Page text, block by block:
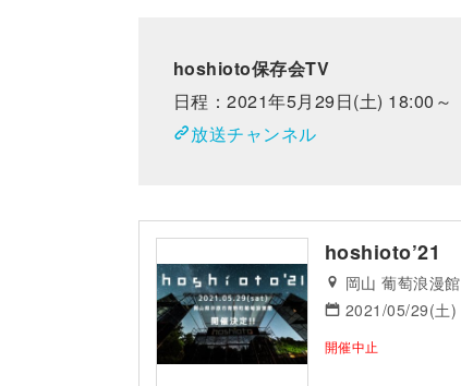
hoshioto保存会TV
日程：2021年5月29日(土) 18:00～
放送チャンネル
hoshioto’21
岡山 葡萄浪漫館
2021/05/29(土)
開催中止